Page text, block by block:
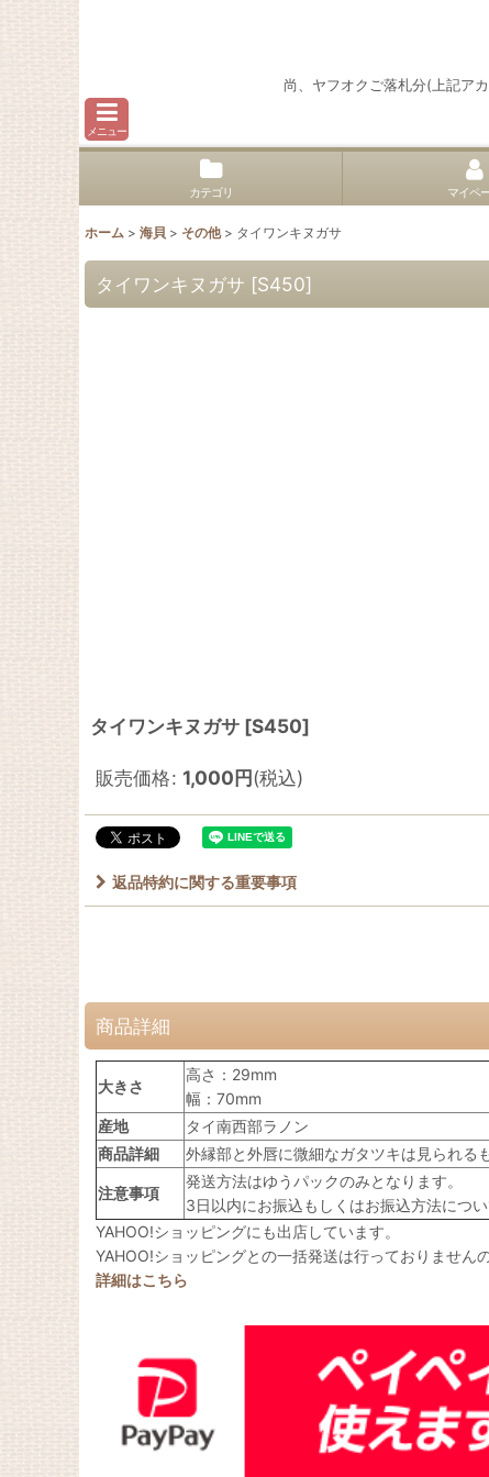
尚、ヤフオクご落札分(上記ア
メニュー
カテゴリ マイペ
ホーム > 海貝 > その他 > タイワンキヌガサ
タイワンキヌガサ [S450]
タイワンキヌガサ [S450]
販売価格: 1,000円(税込)
返品特約に関する重要事項
商品詳細
大きさ
高さ：29mm
幅：70mm
産地
タイ南西部ラノン
商品詳細
外縁部と外唇に微細なガタツキは見られる
注意事項
発送方法はゆうパックのみとなります。
3日以内にお振込もしくはお振込方法につ
YAHOO!ショッピングにも出店しています。
YAHOO!ショッピングとの一括発送は行っておりません
詳細はこちら